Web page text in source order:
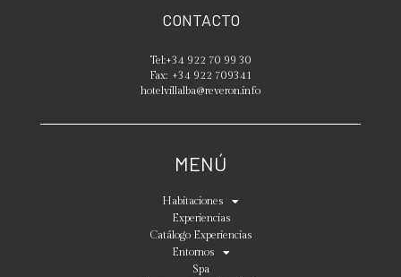
CONTACTO
Tel:+34 922 70 99 30
Fax: +34 922 709341
hotelvillalba@reveron.info
MENÚ
Habitaciones
Experiencias
Catálogo Experiencias
Entornos
Spa